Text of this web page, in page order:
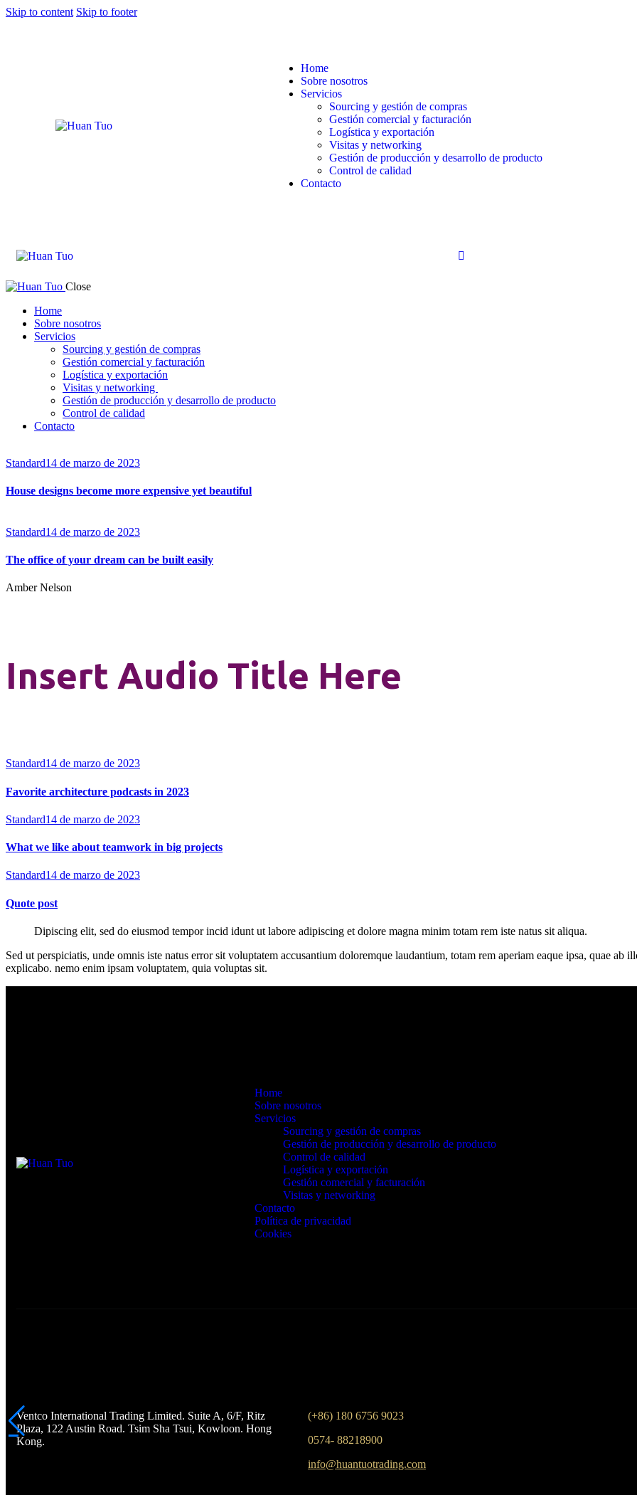
Skip to content Skip to footer
Home
Sobre nosotros
Servicios
Sourcing y gestión de compras​
Gestión comercial y facturación
Logística y exportación
Visitas y networking
Gestión de producción y desarrollo de producto
Control de calidad
Contacto
Close
Home
Sobre nosotros
Servicios
Sourcing y gestión de compras​
Gestión comercial y facturación
Logística y exportación
Visitas y networking
Gestión de producción y desarrollo de producto
Control de calidad
Contacto
Standard14 de marzo de 2023
House designs become more expensive yet beautiful
Standard14 de marzo de 2023
The office of your dream can be built easily
Amber Nelson
Insert Audio Title Here
Standard14 de marzo de 2023
Favorite architecture podcasts in 2023
Standard14 de marzo de 2023
What we like about teamwork in big projects
Standard14 de marzo de 2023
Quote post
Dipiscing elit, sed do eiusmod tempor incid idunt ut labore adipiscing et dolore magna minim totam rem iste natus sit aliqua.
Sed ut perspiciatis, unde omnis iste natus error sit voluptatem accusantium doloremque laudantium, totam rem aperiam eaque ipsa, quae ab
explicabo. nemo enim ipsam voluptatem, quia voluptas sit.
Home
Sobre nosotros
Servicios
Sourcing y gestión de compras​
Gestión de producción y desarrollo de producto
Control de calidad
Logística y exportación
Gestión comercial y facturación
Visitas y networking
Contacto
Política de privacidad
Cookies
Ventco International Trading Limited. Suite A, 6/F, Ritz
Plaza, 122 Austin Road. Tsim Sha Tsui, Kowloon. Hong
Kong.
(+86) 180 6756 9023
0574- 88218900
info@huantuotrading.com